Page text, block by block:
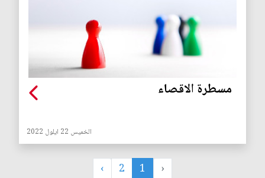
مسطرة الاقصاء
الخميس 22 ايلول 2022
‹
1
2
›